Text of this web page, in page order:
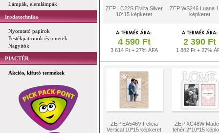
Lámpák, elemlámpák
Irodatechnika
Nyomtató papírok
Festékpatronok és tonerek
Nagyítók
PIACTÉR
Akciós, kifutó termékek
ZEP LC22S Elvira Silver
10*15 képkeret
ZEP WS246 Luana
képkeret
4 590 Ft
3 614 Ft + 27% ÁFA
2 390 Ft
1 882 Ft + 27%
ZEP EA546V Felicia
Vertical 10*15 képkeret
ZEP XC48W
fehér 2*10*15